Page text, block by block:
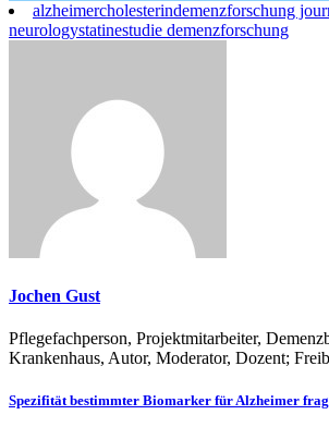
alzheimercholesterindemenzforschung
neurologystatinestudie demenzforschung
Jochen Gust
Pflegefachperson, Projektmitarbeiter,
Krankenhaus, Autor, Moderator, Dozent;
Beitragsnavigation
Spezifität bestimmter Biomarker für Alzheimer